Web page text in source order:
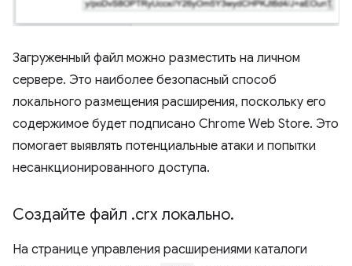
Загруженный файл можно разместить на личном
сервере. Это наиболее безопасный способ
локального размещения расширения, поскольку его
содержимое будет подписано Chrome Web Store. Это
помогает выявлять потенциальные атаки и попытки
несанкционированного доступа.
Создайте файл .crx локально.
На странице управления расширениями каталоги